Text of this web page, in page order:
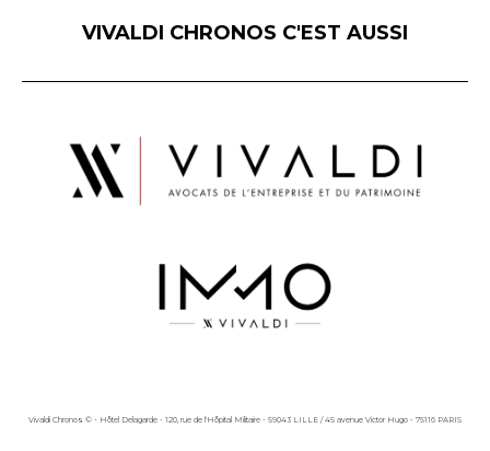
VIVALDI CHRONOS C'EST AUSSI
Vivaldi Chronos © - Hôtel Delagarde - 120, rue de l'Hôpital Militaire - 59043 LILLE / 45 avenue Victor Hugo - 75116 PARIS